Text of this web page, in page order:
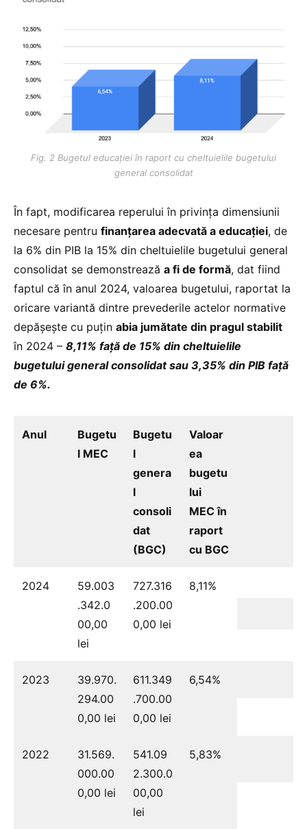
Fig. 2 Bugetul educației în raport cu cheltuielile bugetului
general consolidat
În fapt, modificarea reperului în privința dimensiunii
necesare pentru finanțarea adecvată a educației, de
la 6% din PIB la 15% din cheltuielile bugetului general
consolidat se demonstrează a fi de formă, dat fiind
faptul că în anul 2024, valoarea bugetului, raportat la
oricare variantă dintre prevederile actelor normative
depășește cu puțin abia jumătate din pragul stabilit
în 2024 – 8,11% față de 15% din cheltuielile
bugetului general consolidat sau 3,35% din PIB față
de 6%.
Anul
Bugetu
l MEC
Bugetu
l
genera
l
consoli
dat
(BGC)
Valoar
ea
bugetu
lui
MEC în
raport
cu BGC
2024
59.003
.342.0
00,00
lei
727.316
.200.00
0,00 lei
8,11%
2023
39.970.
294.00
0,00 lei
611.349
.700.00
0,00 lei
6,54%
2022
31.569.
000.00
0,00 lei
541.09
2.300.0
00,00
lei
5,83%